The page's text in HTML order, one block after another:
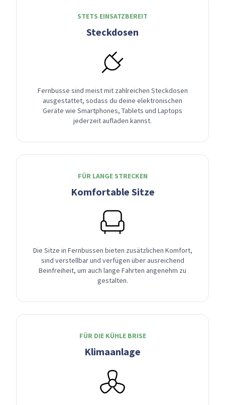
STETS EINSATZBEREIT
Steckdosen
Fernbusse sind meist mit zahlreichen Steckdosen
ausgestattet, sodass du deine elektronischen
Geräte wie Smartphones, Tablets und Laptops
jederzeit aufladen kannst.
FÜR LANGE STRECKEN
Komfortable Sitze
Die Sitze in Fernbussen bieten zusätzlichen Komfort,
sind verstellbar und verfügen über ausreichend
Beinfreiheit, um auch lange Fahrten angenehm zu
gestalten.
FÜR DIE KÜHLE BRISE
Klimaanlage